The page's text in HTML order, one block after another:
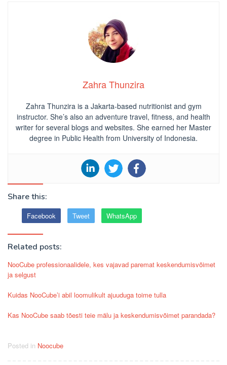
Zahra Thunzira
Zahra Thunzira is a Jakarta-based nutritionist and gym
instructor. She’s also an adventure travel, fitness, and health
writer for several blogs and websites. She earned her Master
degree in Public Health from University of Indonesia.
Share this:
Facebook Tweet WhatsApp
Related posts:
NooCube professionaalidele, kes vajavad paremat keskendumisvõimet
ja selgust
Kuidas NooCube’i abil loomulikult ajuuduga toime tulla
Kas NooCube saab tõesti teie mälu ja keskendumisvõimet parandada?
Posted in Noocube